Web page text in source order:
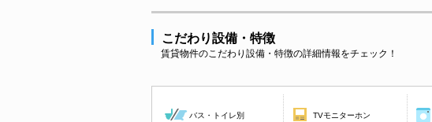
こだわり設備・特徴
賃貸物件のこだわり設備・特徴の詳細情報をチェック！
バス・トイレ別 TVモニターホン